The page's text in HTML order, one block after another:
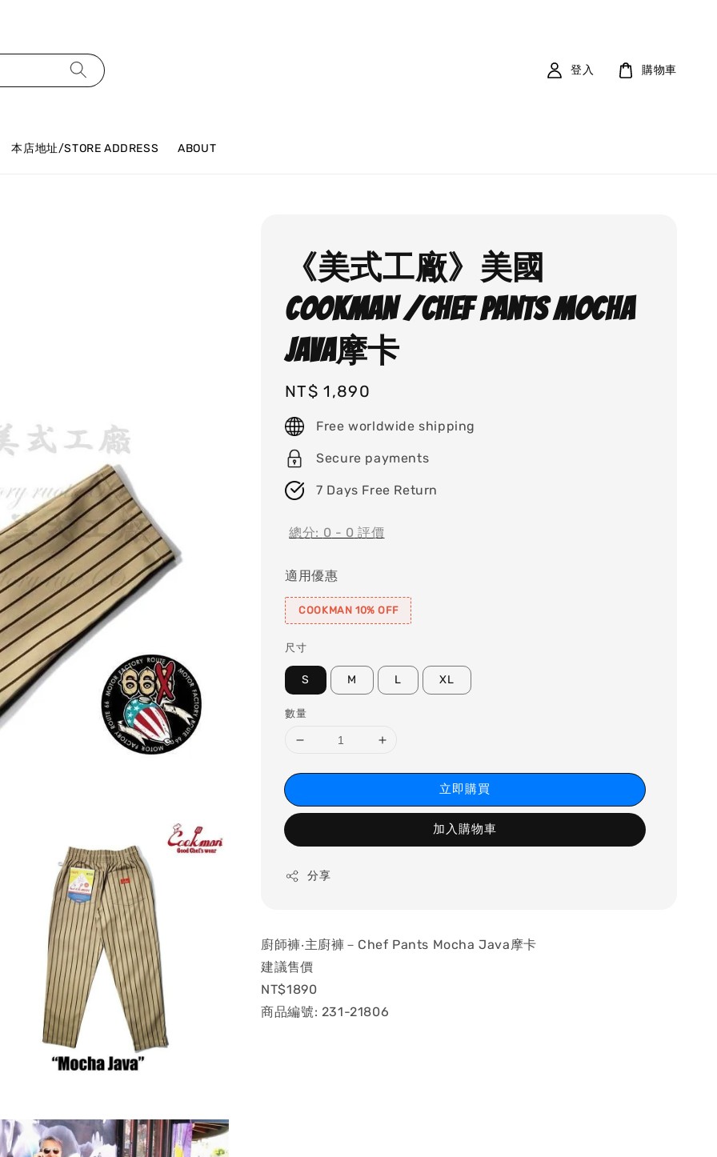
本店地址/STORE ADDRESS ABOUT
登入 購物車
《美式工廠》美國
COOKMAN /Chef Pants Mocha
Java摩卡
Regular
price
NT$ 1,890
Free worldwide shipping
Secure payments
7 Days Free Return
總分: 0 - 0 評價
適用優惠
COOKMAN 10% OFF
尺寸
S M L XL
數量
立即購買
加入購物車
分享
廚師褲‧主廚褲－Chef Pants Mocha Java摩卡
建議售價
NT$1890
商品編號: 231-21806